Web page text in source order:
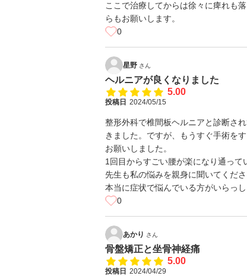
ここで治療してからは徐々に痺れも
らもお願いします。
0
星野 さん
ヘルニアが良くなりました
5.00
投稿日 2024/05/15
整形外科で椎間板ヘルニアと診断さ
きました。ですが、もうすぐ手術を
お願いしました。
1回目からすごい腰が楽になり通って
先生も私の悩みを親身に聞いてくだ
本当に症状で悩んでいる方がいらっ
0
あかり さん
骨盤矯正と坐骨神経痛
5.00
投稿日 2024/04/29